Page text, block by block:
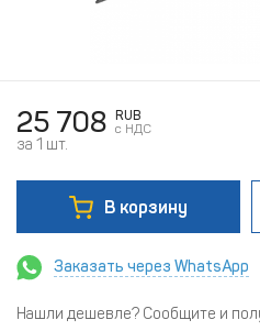
25 708
RUB
c НДС
за 1 шт.
В корзину
Заказать через WhatsApp
Нашли дешевле? Сообщите и